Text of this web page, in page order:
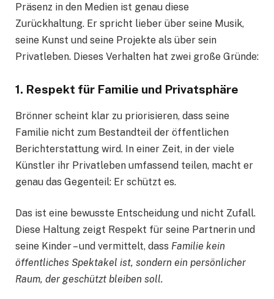
Präsenz in den Medien ist genau diese
Zurückhaltung. Er spricht lieber über seine Musik,
seine Kunst und seine Projekte als über sein
Privatleben. Dieses Verhalten hat zwei große Gründe:
1. Respekt für Familie und Privatsphäre
Brönner scheint klar zu priorisieren, dass seine
Familie nicht zum Bestandteil der öffentlichen
Berichterstattung wird. In einer Zeit, in der viele
Künstler ihr Privatleben umfassend teilen, macht er
genau das Gegenteil: Er schützt es.
Das ist eine bewusste Entscheidung und nicht Zufall.
Diese Haltung zeigt Respekt für seine Partnerin und
seine Kinder – und vermittelt, dass Familie kein
öffentliches Spektakel ist, sondern ein persönlicher
Raum, der geschützt bleiben soll.